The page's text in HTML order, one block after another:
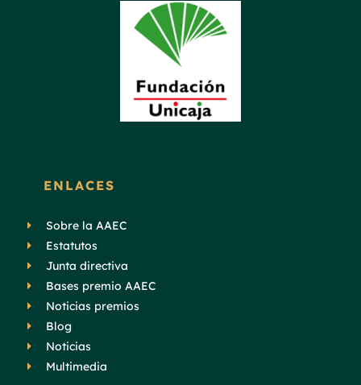
ENLACES
Sobre la AAEC
Estatutos
Junta directiva
Bases premio AAEC
Noticias premios
Blog
Noticias
Multimedia